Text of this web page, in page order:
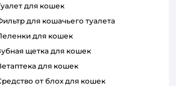
туалет для кошек
фильтр для кошачьего туалета
пеленки для кошек
зубная щетка для кошек
ветаптека для кошек
средство от блох для кошек